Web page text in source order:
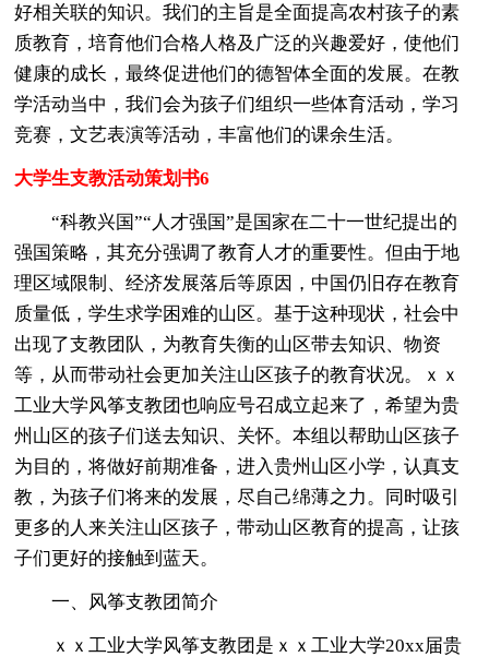
好相关联的知识。我们的主旨是全面提高农村孩子的素
质教育，培育他们合格人格及广泛的兴趣爱好，使他们
健康的成长，最终促进他们的德智体全面的发展。在教
学活动当中，我们会为孩子们组织一些体育活动，学习
竞赛，文艺表演等活动，丰富他们的课余生活。
大学生支教活动策划书6
“科教兴国”“人才强国”是国家在二十一世纪提出的
强国策略，其充分强调了教育人才的重要性。但由于地
理区域限制、经济发展落后等原因，中国仍旧存在教育
质量低，学生求学困难的山区。基于这种现状，社会中
出现了支教团队，为教育失衡的山区带去知识、物资
等，从而带动社会更加关注山区孩子的教育状况。ｘｘ
工业大学风筝支教团也响应号召成立起来了，希望为贵
州山区的孩子们送去知识、关怀。本组以帮助山区孩子
为目的，将做好前期准备，进入贵州山区小学，认真支
教，为孩子们将来的发展，尽自己绵薄之力。同时吸引
更多的人来关注山区孩子，带动山区教育的提高，让孩
子们更好的接触到蓝天。
一、风筝支教团简介
ｘｘ工业大学风筝支教团是ｘｘ工业大学20xx届贵